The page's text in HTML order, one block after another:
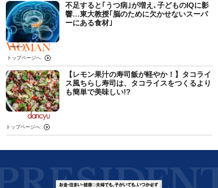
不足すると｢うつ病｣が増え､子どものIQに影
響…東大教授｢脳のために欠かせないスーパ
ーにある食材｣
トップページへ
【レモン果汁の寿司飯が軽やか！】タコライ
ス風ちらし寿司は、タコライスをつくるより
も簡単で美味しい!?
トップページへ